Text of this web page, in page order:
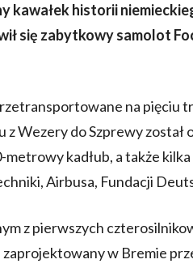
kawałek historii
się zabytkowy samolot
na pięciu
Wezery do Szprewy został
metrowy kadłub, a także
Airbusa, Fundacji
z pierwszych
w Bremie